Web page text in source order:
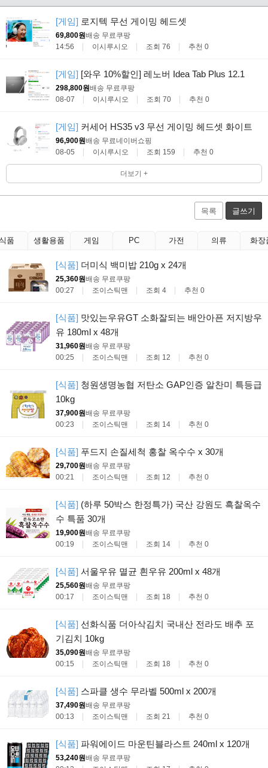
[게임] 로지텍 무선 게이밍 헤드셋
69,800원배송 무료쿠팡
14:56
이시루시오 조회 76 추천 0
[게임] [와우 10%할인] 레노버 Idea Tab Plus 12.1
298,800원배송 무료쿠팡
08-07
이시루시오 조회 70 추천 0
[게임] 커세어 HS35 v3 무선 게이밍 헤드셋 화이트
96,900원배송 무료네이버쇼핑
08-05
이시루시오 조회 159 추천 0
더보기 +
목록 글쓰기
품 생활용품 게임 PC 가전 의류 화장
[식품] 더미식 백미밥 210g x 24개
25,360원배송 무료쿠팡
00:27
조이스틱맨 조회 4 추천 0
[식품] 맛있는우유GT 소화잘되는 배안아픈 저지방우
유 180ml x 48개
31,960원배송 무료쿠팡
00:25
조이스틱맨 조회 12 추천 0
[식품] 청원생명농협 저탄소 GAP인증 알찬미 특등급
10kg
37,900원배송 무료쿠팡
00:23
조이스틱맨 조회 14 추천 0
[식품] 푸드지 손질세척 홍찰 옥수수 x 30개
29,700원배송 무료쿠팡
00:21
조이스틱맨 조회 12 추천 0
[식품] (하루 50박스 한정특가) 국산 강원도 흑찰옥수
수 특품 30개
19,900원배송 무료쿠팡
00:19
조이스틱맨 조회 14 추천 0
[식품] 서울우유 멸균 흰우유 200ml x 48개
25,560원배송 무료쿠팡
00:17
조이스틱맨 조회 18 추천 0
[식품] 선화식품 더아삭김치 국내산 전라도 배추 포
기김치 10kg
35,090원배송 무료쿠팡
00:15
조이스틱맨 조회 18 추천 0
[식품] 스파클 생수 무라벨 500ml x 200개
37,490원배송 무료쿠팡
00:13
조이스틱맨 조회 21 추천 0
[식품] 파워에이드 마운틴블라스트 240ml x 120개
53,240원배송 무료쿠팡